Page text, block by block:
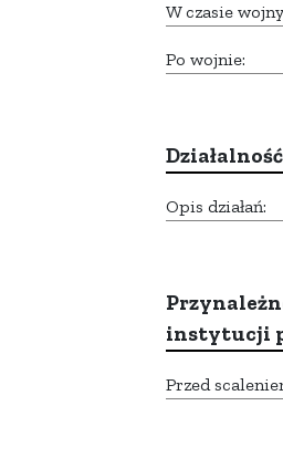
W czasie
Po wojnie:
Opis działań:
instytucji
Przed